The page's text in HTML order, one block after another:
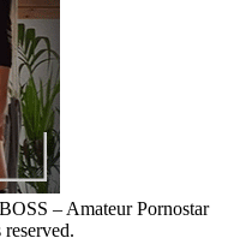
– Amateur Pornostar